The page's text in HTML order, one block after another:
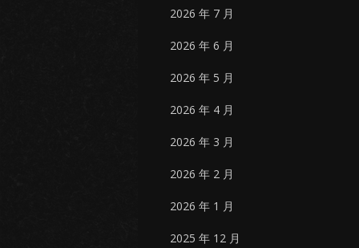
2026 年 7 月
2026 年 6 月
2026 年 5 月
2026 年 4 月
2026 年 3 月
2026 年 2 月
2026 年 1 月
2025 年 12 月